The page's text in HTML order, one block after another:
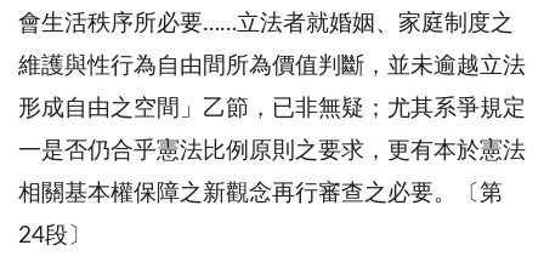
會生活秩序所必要……立法者就婚姻、家庭制度之
維護與性行為自由間所為價值判斷，並未逾越立法
形成自由之空間」乙節，已非無疑；尤其系爭規定
一是否仍合乎憲法比例原則之要求，更有本於憲法
相關基本權保障之新觀念再行審查之必要。〔第
24段〕